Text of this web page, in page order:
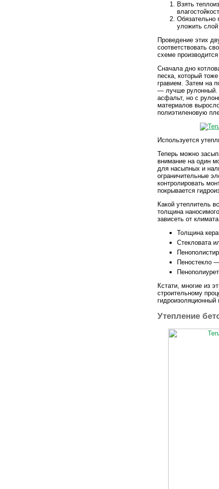
Взять
Обязательно
уложить слой
Проведение этих
соответствовать
схеме
Сначала дно
песка, который
гравием. Затем на
— лучше рулонный.
асфальт, но с
материалов
полиэтиленовую
Используется
Теперь можно
внимание на один
для насыпных и
ограничительные
контролировать
покрывается
Какой утеплитель
толщина
зависеть от
Толщина
Стекловата
Пеностекло
Кстати, многие из
строительному
Утепление